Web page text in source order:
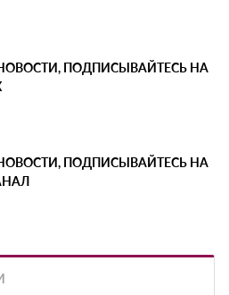
ПОДПИСЫВАЙТЕСЬ НА
ПОДПИСЫВАЙТЕСЬ НА